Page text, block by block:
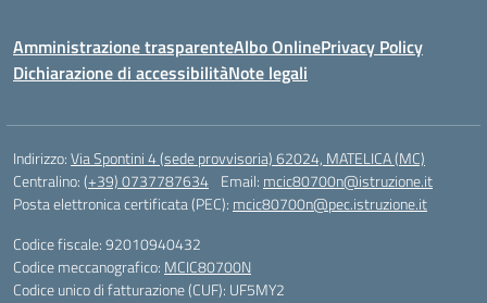
Amministrazione trasparenteAlbo OnlinePrivacy Policy
Dichiarazione di accessibilitàNote legali
Indirizzo:Via Spontini 4 (sede provvisoria) 62024, MATELICA (MC)
Centralino:(+39) 0737787634 Email: mcic80700n@istruzione.it
Posta elettronica certificata (PEC): mcic80700n@pec.istruzione.it
Codice fiscale: 92010940432
Codice meccanografico: MCIC80700N
Codice unico di fatturazione (CUF): UF5MY2